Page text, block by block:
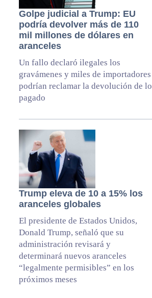
Golpe judicial a Trump: EU
podría devolver más de 110
mil millones de dólares en
aranceles
Un fallo declaró ilegales los
gravámenes y miles de importadores
podrían reclamar la devolución de lo
pagado
Trump eleva de 10 a 15% los
aranceles globales
El presidente de Estados Unidos,
Donald Trump, señaló que su
administración revisará y
determinará nuevos aranceles
“legalmente permisibles” en los
próximos meses